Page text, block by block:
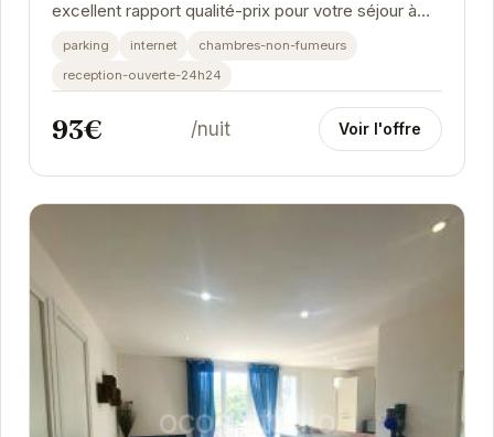
excellent rapport qualité-prix pour votre séjour à
Grenoble. Avec une note de 8/10 basée sur 890...
parking internet
chambres-non-fumeurs
reception-ouverte-24h24
93€ /nuit Voir l'offre